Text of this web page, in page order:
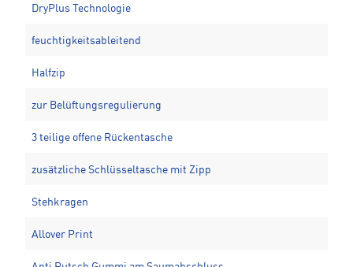
DryPlus Technologie
feuchtigkeitsableitend
Halfzip
zur Belüftungsregulierung
3 teilige offene Rückentasche
zusätzliche Schlüsseltasche mit Zipp
Stehkragen
Allover Print